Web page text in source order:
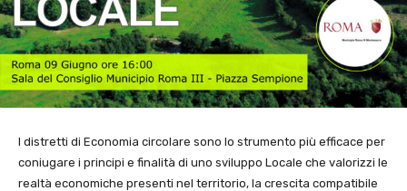
I distretti di Economia circolare sono lo strumento più efficace per
coniugare i principi e finalità di uno sviluppo Locale che valorizzi le
realtà economiche presenti nel territorio, la crescita compatibile